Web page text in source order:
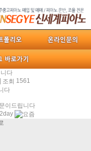
다
조회 1561
다
이드립니다